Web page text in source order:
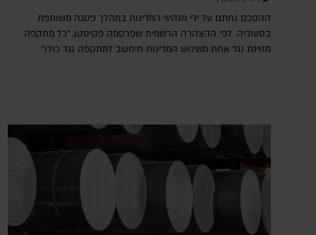
ההסכם נחתם על ידי מנהיגי המדינות במהלך פסגה משותפת
בסעודיה. לפי ההצהרה הרשמית שפרסמה פקיסטן, "כל מתקפה
מזוינת נגד אחת משלוש המדינות תיחשב למתקפה נגד כולן"